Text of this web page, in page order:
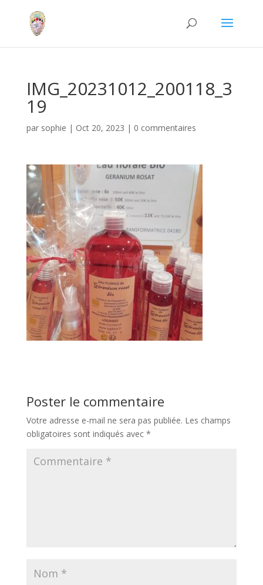
IMG_20231012_200118_3
19
par sophie | Oct 20, 2023 | 0 commentaires
Poster le commentaire
Votre adresse e-mail ne sera pas publiée. Les champs
obligatoires sont indiqués avec *